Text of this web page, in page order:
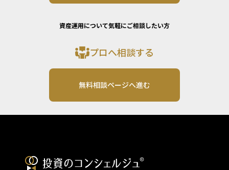
資産運用について気軽にご相談したい方
プロへ相談する
無料相談ページへ進む